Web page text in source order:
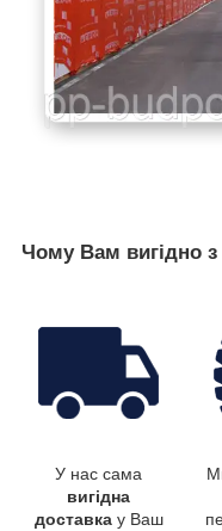
Чому Вам вигідно
У нас сама
вигідна
доставкау Ваш